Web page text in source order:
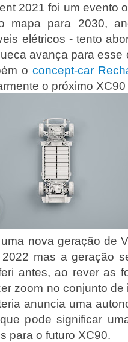
2021 foi um evento
mapa para 2030,
elétricos - tento
avança para esse
o concept-car
o próximo
nova geração de
mas a geração
antes, ao rever as
zoom no conjunto de
anuncia uma
pode significar
para o futuro XC90.